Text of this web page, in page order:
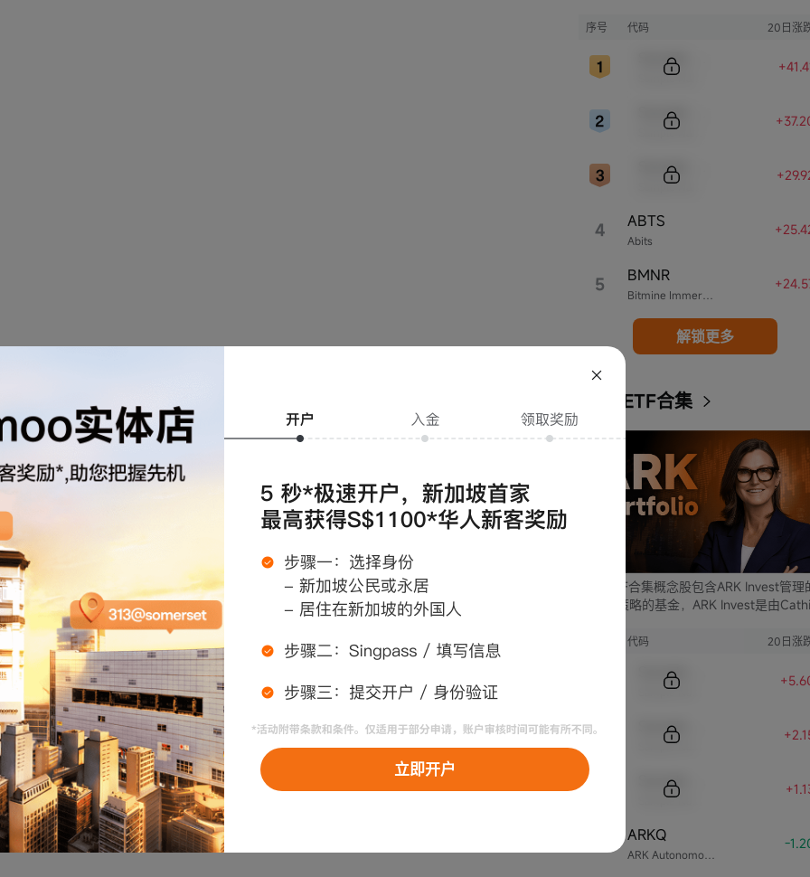
立即开户
资兼具安全与收益。
序号 代码 20日涨
4 Abits
ABTS
5 BMNR
解锁更多
ARK ETF合集
ARK ETF合集概念股包含ARK Invest管理
支不同策略的基金，ARK Invest是由
代码 20日涨
ARKQ -